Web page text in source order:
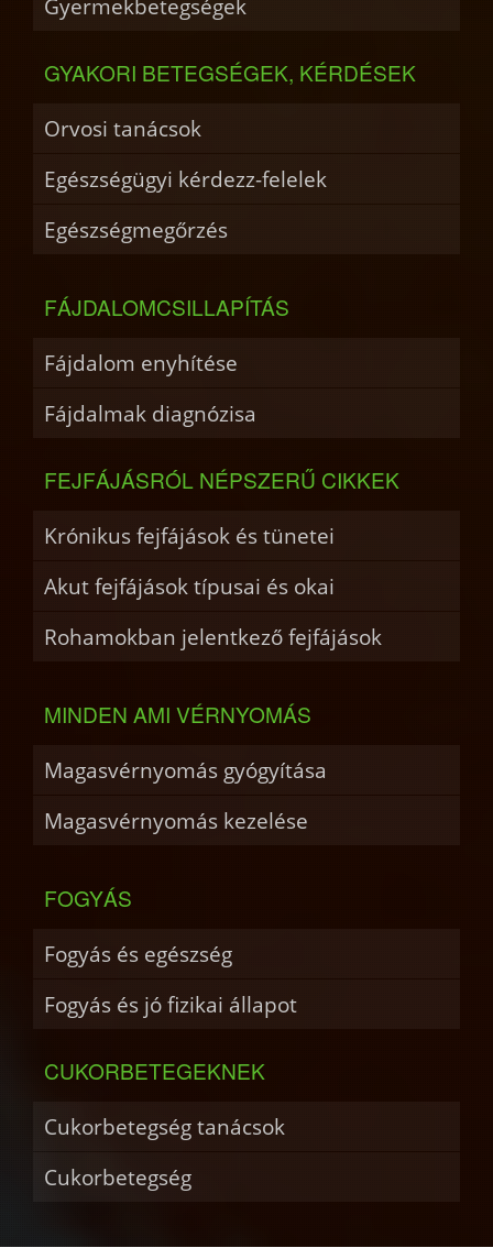
Gyermekbetegségek
GYAKORI BETEGSÉGEK, KÉRDÉSEK
Orvosi tanácsok
Egészségügyi kérdezz-felelek
Egészségmegőrzés
FÁJDALOMCSILLAPÍTÁS
Fájdalom enyhítése
Fájdalmak diagnózisa
FEJFÁJÁSRÓL NÉPSZERŰ CIKKEK
Krónikus fejfájások és tünetei
Akut fejfájások típusai és okai
Rohamokban jelentkező fejfájások
MINDEN AMI VÉRNYOMÁS
Magasvérnyomás gyógyítása
Magasvérnyomás kezelése
FOGYÁS
Fogyás és egészség
Fogyás és jó fizikai állapot
CUKORBETEGEKNEK
Cukorbetegség tanácsok
Cukorbetegség